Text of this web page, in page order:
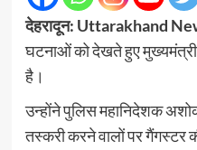
देहरादून: Uttarakhand
घटनाओं को देखते हुए मुख्यमंत्री
है।
उन्होंने पुलिस महानिदेशक
तस्करी करने वालों पर गैंगस्टर